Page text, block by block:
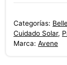
Categorías:
Cuidado Solar,
Marca: Avene